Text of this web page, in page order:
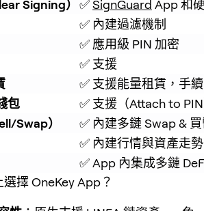
Signing） ✅ SignGuard App 和
✅ 內建過濾機制
✅ 應用級 PIN 加密
✅ 支援
✅ 支援能量租賃，手
包
✅ 支援（Attach to
Swap）
✅ 內建多鏈 Swap &
✅ 內建行情與資產走勢
✅ App 內集成多鏈
擇 OneKey App？